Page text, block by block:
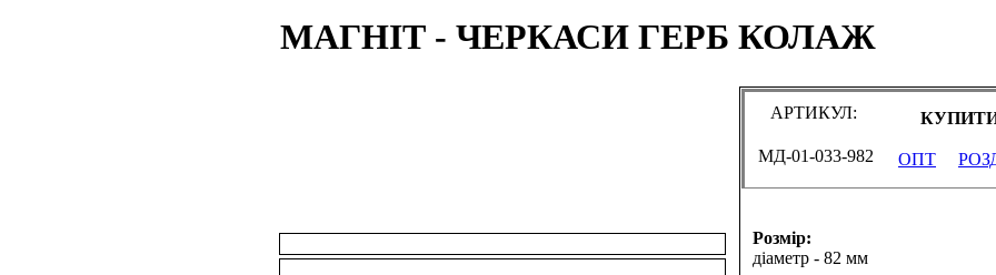
МАГНІТ - ЧЕРКАСИ ГЕРБ КОЛАЖ
АРТИКУЛ:
МД-01-033-982 ОПТ
Розмір:
діаметр - 82 мм